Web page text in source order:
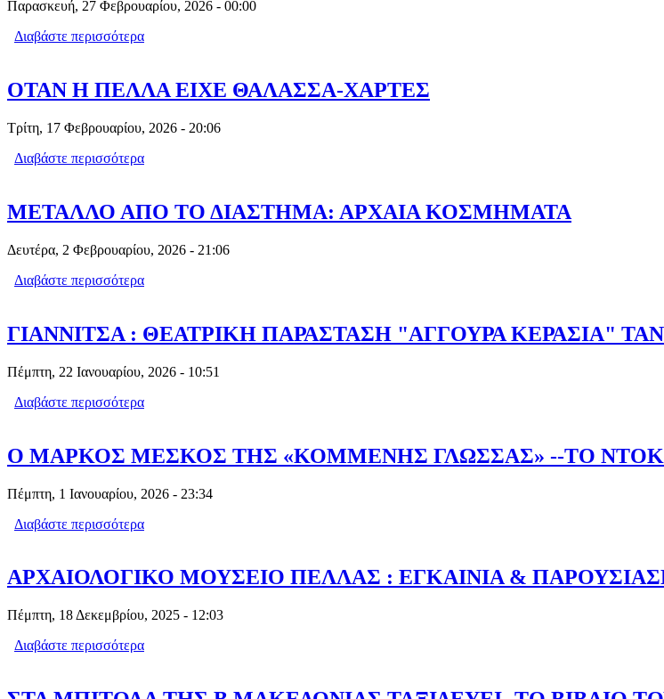
Παρασκευή, 27 Φεβρουαρίου, 2026 - 00:00
Διαβάστε περισσότερα
ΟΤΑΝ Η ΠΕΛΛΑ ΕΙΧΕ ΘΑΛΑΣΣΑ-ΧΑΡΤΕΣ
Τρίτη, 17 Φεβρουαρίου, 2026 - 20:06
Διαβάστε περισσότερα
ΜΕΤΑΛΛΟ ΑΠΟ ΤΟ ΔΙΑΣΤΗΜΑ: ΑΡΧΑΙΑ ΚΟΣΜΗΜΑΤΑ
Δευτέρα, 2 Φεβρουαρίου, 2026 - 21:06
Διαβάστε περισσότερα
ΓΙΑΝΝΙΤΣΑ : ΘΕΑΤΡΙΚΗ ΠΑΡΑΣΤΑΣΗ "ΑΓΓΟΥΡΑ ΚΕΡΑΣΙΑ"
Πέμπτη, 22 Ιανουαρίου, 2026 - 10:51
Διαβάστε περισσότερα
Ο ΜΑΡΚΟΣ ΜΕΣΚΟΣ ΤΗΣ «ΚΟΜΜΕΝΗΣ ΓΛΩΣΣΑΣ» --TO
Πέμπτη, 1 Ιανουαρίου, 2026 - 23:34
Διαβάστε περισσότερα
ΑΡΧΑΙΟΛΟΓΙΚΟ ΜΟΥΣΕΙΟ ΠΕΛΛΑΣ : ΕΓΚΑΙΝΙΑ &
Πέμπτη, 18 Δεκεμβρίου, 2025 - 12:03
Διαβάστε περισσότερα